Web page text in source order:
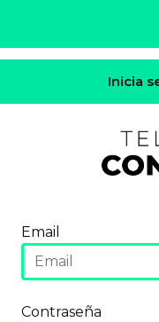
Inicia
Email
Contraseña